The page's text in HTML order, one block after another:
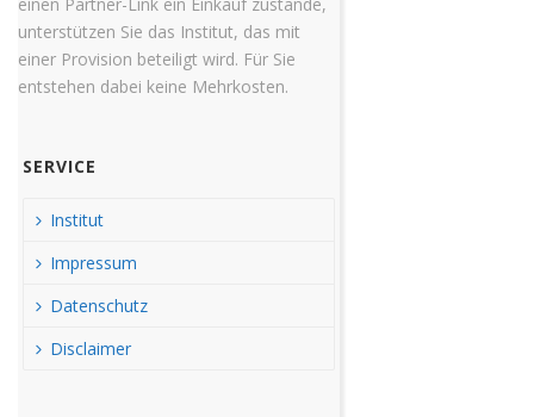
einen Partner-Link ein Einkauf zustande,
unterstützen Sie das Institut, das mit
einer Provision beteiligt wird. Für Sie
entstehen dabei keine Mehrkosten.
SERVICE
Institut
Impressum
Datenschutz
Disclaimer